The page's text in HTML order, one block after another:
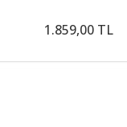
1.859,00 TL